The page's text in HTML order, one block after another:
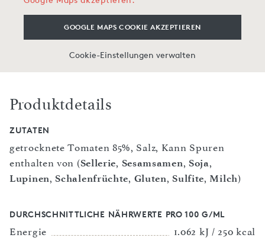
GOOGLE MAPS COOKIE AKZEPTIEREN
Cookie-Einstellungen verwalten
Produktdetails
ZUTATEN
getrocknete Tomaten 85%, Salz, Kann Spuren
enthalten von (Sellerie, Sesamsamen, Soja,
Lupinen,Schalenfrüchte, Gluten,Sulfite, Milch)
DURCHSCHNITTLICHE NÄHRWERTE PRO 100 G/ML
Energie
1.062 kJ / 250 kcal